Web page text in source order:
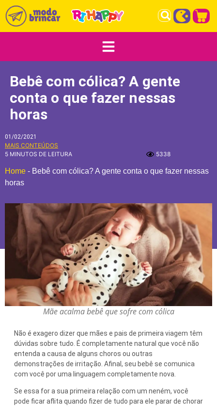
Bebê com cólica? A gente
conta o que fazer nessas
horas
01/02/2021
MAIS CONTEÚDOS
5 MINUTOS DE LEITURA
5338
Home - Bebê com cólica? A gente conta o que fazer nessas
horas
Mãe acalma bebê que sofre com cólica
Não é exagero dizer que mães e pais de primeira viagem têm
dúvidas sobre tudo. É completamente natural que você não
entenda a causa de alguns choros ou outras
demonstrações de irritação. Afinal, seu bebê se comunica
com você por uma linguagem completamente nova.
Se essa for a sua primeira relação com um neném, você
pode ficar aflita quando fizer de tudo para ele parar de chorar